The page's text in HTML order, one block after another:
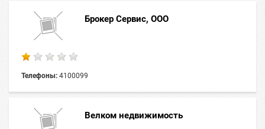
Брокер Сервис, ООО
Телефоны: 4100099
Велком недвижимость